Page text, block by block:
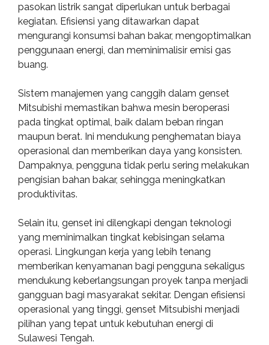
pasokan listrik sangat diperlukan untuk berbagai
kegiatan. Efisiensi yang ditawarkan dapat
mengurangi konsumsi bahan bakar, mengoptimalkan
penggunaan energi, dan meminimalisir emisi gas
buang.
Sistem manajemen yang canggih dalam genset
Mitsubishi memastikan bahwa mesin beroperasi
pada tingkat optimal, baik dalam beban ringan
maupun berat. Ini mendukung penghematan biaya
operasional dan memberikan daya yang konsisten.
Dampaknya, pengguna tidak perlu sering melakukan
pengisian bahan bakar, sehingga meningkatkan
produktivitas.
Selain itu, genset ini dilengkapi dengan teknologi
yang meminimalkan tingkat kebisingan selama
operasi. Lingkungan kerja yang lebih tenang
memberikan kenyamanan bagi pengguna sekaligus
mendukung keberlangsungan proyek tanpa menjadi
gangguan bagi masyarakat sekitar. Dengan efisiensi
operasional yang tinggi, genset Mitsubishi menjadi
pilihan yang tepat untuk kebutuhan energi di
Sulawesi Tengah.